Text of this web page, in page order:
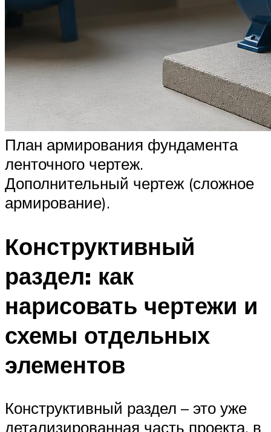
План армирования фундамента
ленточного чертеж.
Дополнительный чертеж (сложное
армирование).
Конструктивный
раздел: как
нарисовать чертежи и
схемы отдельных
элементов
Конструктивный раздел – это уже
детализированная часть проекта, в